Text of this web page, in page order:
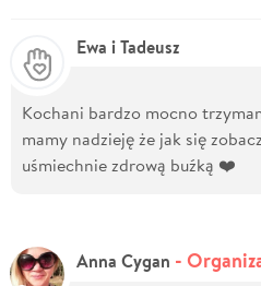
Ewa i Tadeusz
Kochani bardzo mocno
mamy nadzieję że jak się
uśmiechnie zdrową buźką ❤️
Anna Cygan -